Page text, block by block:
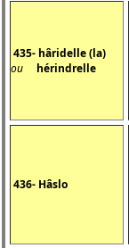
435- hâridelle (la)
ou hérindrelle
436- Hâslo